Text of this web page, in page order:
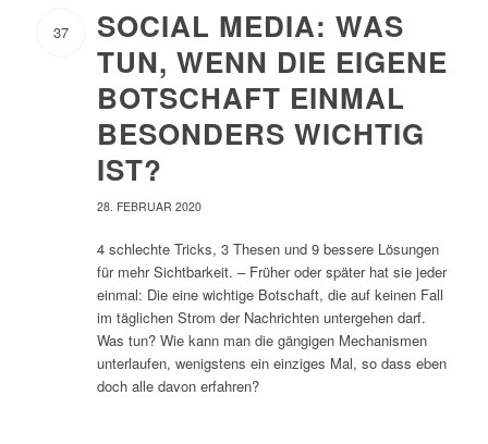
37
SOCIAL MEDIA: WAS
TUN, WENN DIE EIGENE
BOTSCHAFT EINMAL
BESONDERS WICHTIG
IST?
28. FEBRUAR 2020
4 schlechte Tricks, 3 Thesen und 9 bessere Lösungen
für mehr Sichtbarkeit. – Früher oder später hat sie jeder
einmal: Die eine wichtige Botschaft, die auf keinen Fall
im täglichen Strom der Nachrichten untergehen darf.
Was tun? Wie kann man die gängigen Mechanismen
unterlaufen, wenigstens ein einziges Mal, so dass eben
doch alle davon erfahren?